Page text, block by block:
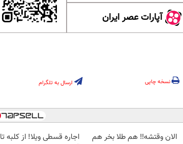
آپارات عصر ایران
نسخه چاپی ارسال به تلگرام
الان وقتشه‼️ هم طلا بخر هم
اجاره‌ قسطی ویلا! از کلبه تا